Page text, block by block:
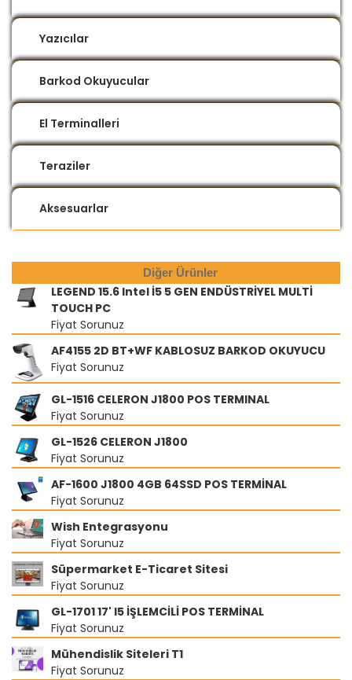
Yazıcılar
Barkod Okuyucular
El Terminalleri
Teraziler
Aksesuarlar
Diğer Ürünler
LEGEND 15.6 Intel İ5 5 GEN ENDÜSTRİYEL MULTİ
TOUCH PC
Fiyat Sorunuz
AF4155 2D BT+WF KABLOSUZ BARKOD OKUYUCU
Fiyat Sorunuz
GL-1516 CELERON J1800 POS TERMINAL
Fiyat Sorunuz
GL-1526 CELERON J1800
Fiyat Sorunuz
AF-1600 J1800 4GB 64SSD POS TERMİNAL
Fiyat Sorunuz
Wish Entegrasyonu
Fiyat Sorunuz
Süpermarket E-Ticaret Sitesi
Fiyat Sorunuz
GL-1701 17' I5 İŞLEMCİLİ POS TERMİNAL
Fiyat Sorunuz
Mühendislik Siteleri T1
Fiyat Sorunuz